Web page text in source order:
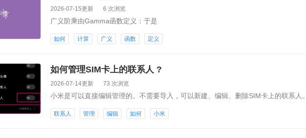
2026-07-15更新 6 次浏览
广义阶乘由Gamma函数定义：于是
如何 计算 广义 函数 定义
如何管理SIM卡上的联系人 ?
2026-07-14更新 73 次浏览
小米是可以直接编辑管理的。不需要导入，可以新建、编辑、删除SIM卡上的联系人。
联系人 管理 编辑 如何 小米